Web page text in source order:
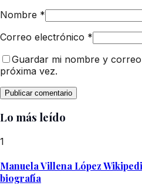
Nombre *
Correo electrónico *
Guardar mi nombre y
próxima vez.
Lo más leído
1
Manuela Villena López
biografía